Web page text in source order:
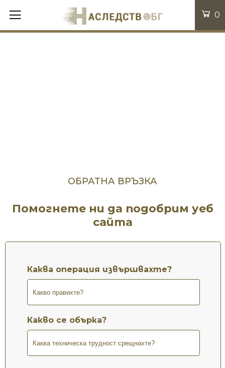
ОБРАТНА ВРЪЗКА
Помогнете ни да подобрим уеб
сайта
Каква операция извършвахте?
Какво се обърка?
0